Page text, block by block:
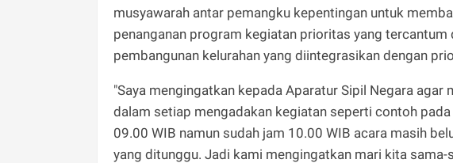
musyawarah antar pemangku kepentingan untuk
penanganan program kegiatan prioritas yang
pembangunan kelurahan yang diintegrasikan dengan
"Saya mengingatkan kepada Aparatur Sipil Negara
dalam setiap mengadakan kegiatan seperti contoh
09.00 WIB namun sudah jam 10.00 WIB acara masih
yang ditunggu. Jadi kami mengingatkan mari kita